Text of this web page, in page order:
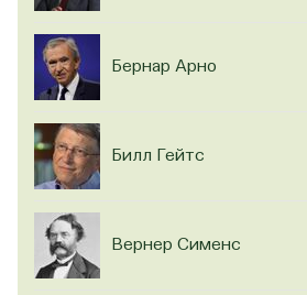
Бернар Арно
Билл Гейтс
Вернер Сименс